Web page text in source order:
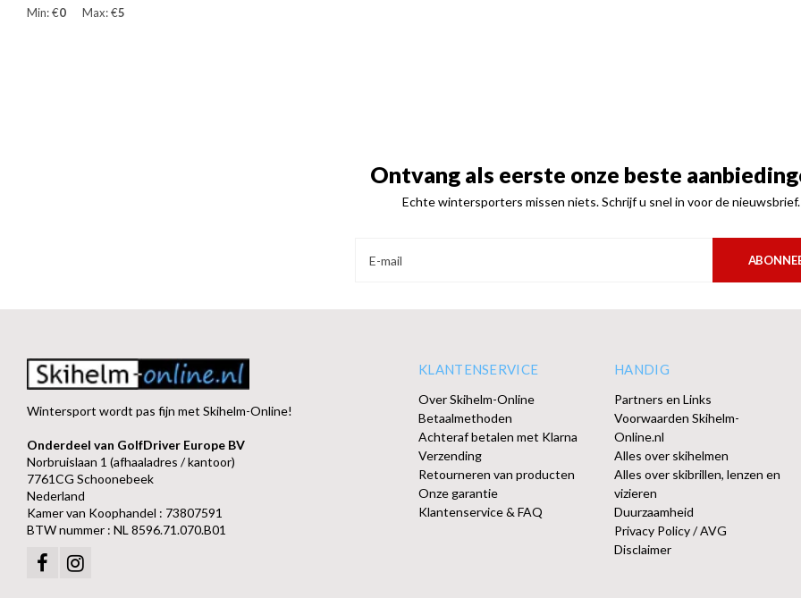
Min: €0 Max: €5
Ontvang als eerste onze beste
Echte wintersporters missen niets. Schrijf u snel in voor de nieuwsbrief.
Wintersport wordt pas fijn met Skihelm-Online!
Onderdeel van GolfDriver Europe BV
Norbruislaan 1 (afhaaladres / kantoor)
7761CG Schoonebeek
Nederland
Kamer van Koophandel : 73807591
BTW nummer : NL 8596.71.070.B01
KLANTENSERVICE
Over Skihelm-Online
Betaalmethoden
Achteraf betalen met Klarna
Verzending
Retourneren van producten
Onze garantie
Klantenservice & FAQ
HANDIG
Partners en Links
Voorwaarden Skihelm-
Online.nl
Alles over skihelmen
Alles over skibrillen, lenzen en
vizieren
Duurzaamheid
Privacy Policy / AVG
Disclaimer